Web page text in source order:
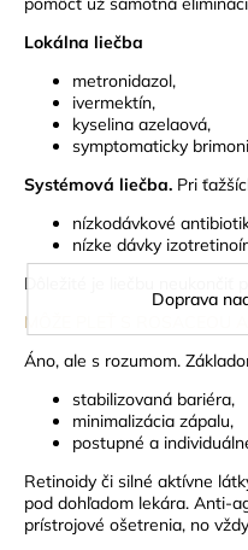
Doprava
Lokálna liečba
metronidazol,
ivermektín,
kyselina azelaová,
symptomaticky
Systémová liečba. Pri
nízkodávkové
nízke dávky
Dôležité je liečbu neukončiť
MÔŽE PLEŤ S ROSACEOU
Áno, ale s rozumom.
stabilizovaná bariéra,
minimalizácia zápalu,
postupné a
Retinoidy či silné aktívne
pod dohľadom lekára. Anti-
prístrojové ošetrenia, no